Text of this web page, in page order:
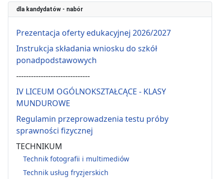
dla kandydatów - nabór
Prezentacja oferty edukacyjnej 2026/2027
Instrukcja składania wniosku do szkół
ponadpodstawowych
------------------------------
IV LICEUM OGÓLNOKSZTAŁCĄCE - KLASY
MUNDUROWE
Regulamin przeprowadzenia testu próby
sprawności fizycznej
TECHNIKUM
Technik fotografii i multimediów
Technik usług fryzjerskich